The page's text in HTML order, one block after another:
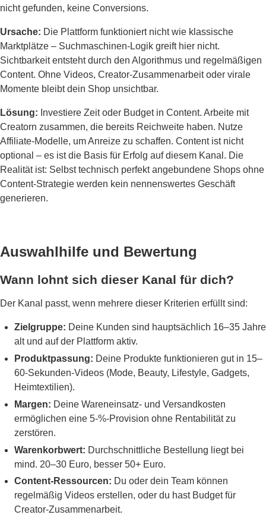
nicht gefunden, keine Conversions.
Ursache: Die Plattform funktioniert nicht wie klassische
Marktplätze – Suchmaschinen-Logik greift hier nicht.
Sichtbarkeit entsteht durch den Algorithmus und regelmäßigen
Content. Ohne Videos, Creator-Zusammenarbeit oder virale
Momente bleibt dein Shop unsichtbar.
Lösung: Investiere Zeit oder Budget in Content. Arbeite mit
Creatorn zusammen, die bereits Reichweite haben. Nutze
Affiliate-Modelle, um Anreize zu schaffen. Content ist nicht
optional – es ist die Basis für Erfolg auf diesem Kanal. Die
Realität ist: Selbst technisch perfekt angebundene Shops ohne
Content-Strategie werden kein nennenswertes Geschäft
generieren.
Auswahlhilfe und Bewertung
Wann lohnt sich dieser Kanal für dich?
Der Kanal passt, wenn mehrere dieser Kriterien erfüllt sind:
Zielgruppe: Deine Kunden sind hauptsächlich 16–35 Jahre
alt und auf der Plattform aktiv.
Produktpassung: Deine Produkte funktionieren gut in 15–
60-Sekunden-Videos (Mode, Beauty, Lifestyle, Gadgets,
Heimtextilien).
Margen: Deine Wareneinsatz- und Versandkosten
ermöglichen eine 5-%-Provision ohne Rentabilität zu
zerstören.
Warenkorbwert: Durchschnittliche Bestellung liegt bei
mind. 20–30 Euro, besser 50+ Euro.
Content-Ressourcen: Du oder dein Team können
regelmäßig Videos erstellen, oder du hast Budget für
Creator-Zusammenarbeit.